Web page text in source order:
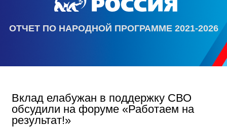
ОТЧЕТ ПО НАРОДНОЙ ПРОГРАММЕ 2021-2026
Вклад елабужан в поддержку СВО
обсудили на форуме «Работаем на
результат!»